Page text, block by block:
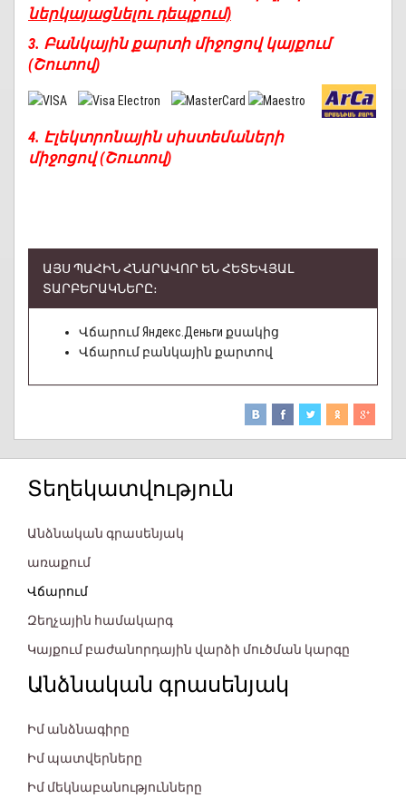
ներկայացնելու դեպքում)
3. Բանկային քարտի միջոցով կայքում
(Շուտով)
4. Էլեկտրոնային սիստեմաների
միջոցով(Շուտով)
ԱՅՍ ՊԱՀԻՆ ՀՆԱՐԱՎՈՐ ԵՆ ՀԵՏԵՎՅԱԼ
ՏԱՐԲԵՐԱԿՆԵՐԸ։
Վճարում Яндекс.Деньги քսակից
Վճարում բանկային քարտով
Տեղեկատվություն
Անձնական գրասենյակ
առաքում
Վճարում
Զեղչային համակարգ
Կայքում բաժանորդային վարձի մուծման կարգը
Անձնական գրասենյակ
Իմ անձնագիրը
Իմ պատվերները
Իմ մեկնաբանությունները